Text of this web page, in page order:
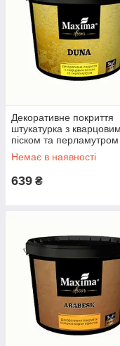
Декоративне покриття
штукатурка з кварцовим
піском та перламутром
MAXIMA «DUNA» (1 кг)
Срібло
Немає в наявності
639 ₴